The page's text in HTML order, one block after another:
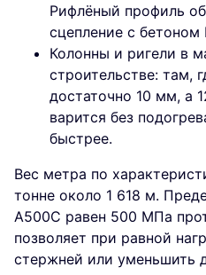
Рифлёный профиль
сцепление с бетоном
Колонны и ригели в
строительстве: там,
достаточно 10 мм, а
варится без
быстрее.
Вес метра по
тонне около 1 618 м.
А500С равен 500 МПа
позволяет при равной
стержней или уменьшить